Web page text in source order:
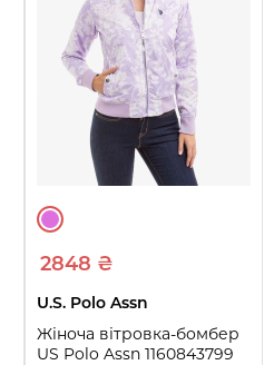
2848 ₴
U.S. Polo Assn
Жіноча вітровка-бомбер
US Polo Assn 1160843799